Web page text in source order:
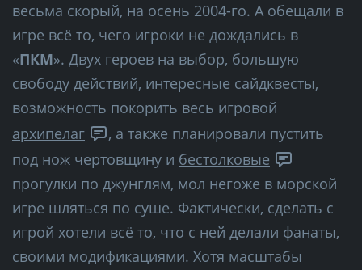
весьма скорый, на осень 2004-го. А обещали в
игре всё то, чего игроки не дождались в
«ПКМ». Двух героев на выбор, большую
свободу действий, интересные сайдквесты,
возможность покорить весь игровой
архипелаг
, а также планировали пустить
под нож чертовщину и бестолковые
прогулки по джунглям, мол негоже в морской
игре шляться по суше. Фактически, сделать с
игрой хотели всё то, что с ней делали фанаты,
своими модификациями. Хотя масштабы